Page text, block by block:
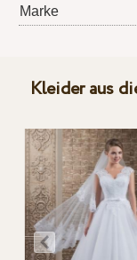
Marke
Kleider aus